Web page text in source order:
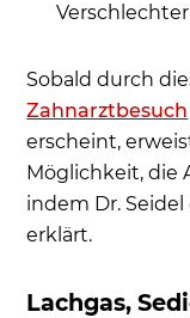
Sobald durch
Zahnarztbesuch
erscheint,
Möglichkeit, die
indem Dr.
erklärt.
Lachgas,